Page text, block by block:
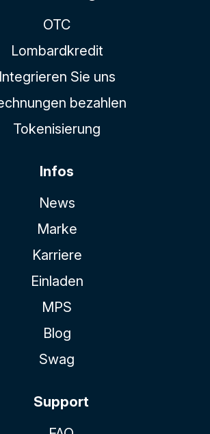
OTC
Lombardkredit
Integrieren Sie uns
bezahlen
Tokenisierung
Infos
News
Marke
Karriere
Einladen
MPS
Blog
Swag
Support